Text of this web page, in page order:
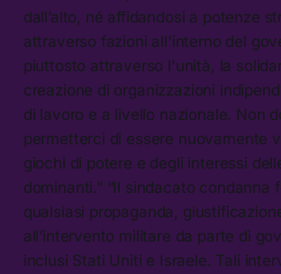
dall’alto, né affidandosi a potenze
attraverso fazioni all'interno del
piuttosto attraverso l'unità, la
creazione di organizzazioni
di lavoro e a livello nazionale. Non
permetterci di essere nuovamente
giochi di potere e degli interessi
dominanti.” “Il sindacato condanna
qualsiasi propaganda,
all’intervento militare da parte di
inclusi Stati Uniti e Israele. Tali